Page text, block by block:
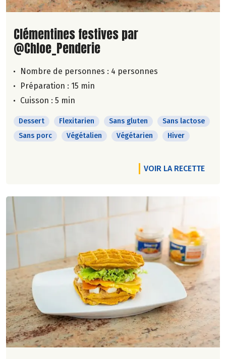
Lire la suite de la recette
Clémentines festives par
@Chloe_Penderie
Nombre de personnes : 4 personnes
Préparation : 15 min
Cuisson : 5 min
Dessert Flexitarien Sans gluten
Sans lactose
Sans porc
Végétalien Végétarien Hiver
VOIR LA RECETTE